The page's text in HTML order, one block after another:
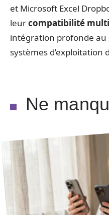
et Microsoft Excel
leurcompatibilité
intégration profonde au
systèmes d’exploitation
Ne